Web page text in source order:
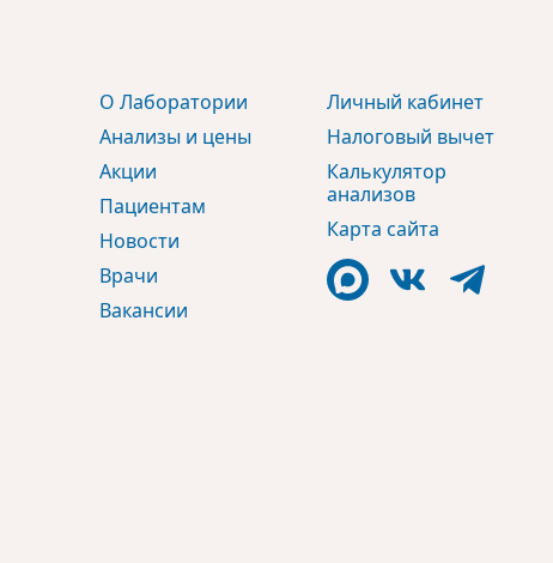
О Лаборатории
Анализы и цены
Акции
Пациентам
Новости
Врачи
Вакансии
Личный кабинет
Налоговый вычет
Калькулятор
анализов
Карта сайта